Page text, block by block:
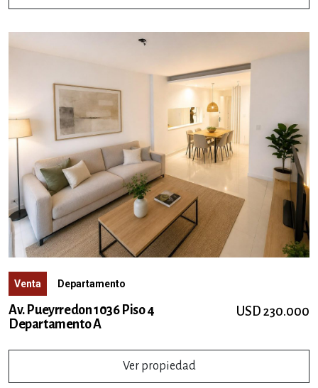
Venta Departamento
Av. Pueyrredon 1036 Piso 4
Departamento A
USD 230.000
Ver propiedad